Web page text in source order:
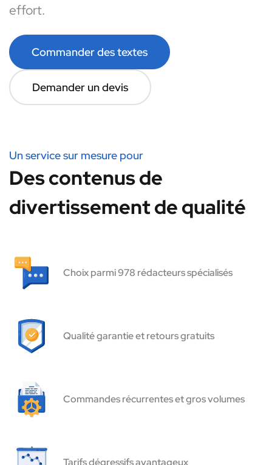
effort.
Commander des textes
Demander un devis
Un service sur mesure pour
Des contenus de
divertissement de qualité
Choix parmi 978 rédacteurs spécialisés
Qualité garantie et retours gratuits
Commandes récurrentes et gros volumes
Tarifs dégressifs avantageux